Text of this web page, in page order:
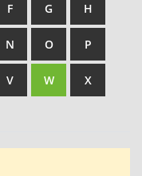
F G H
N O P
V W X